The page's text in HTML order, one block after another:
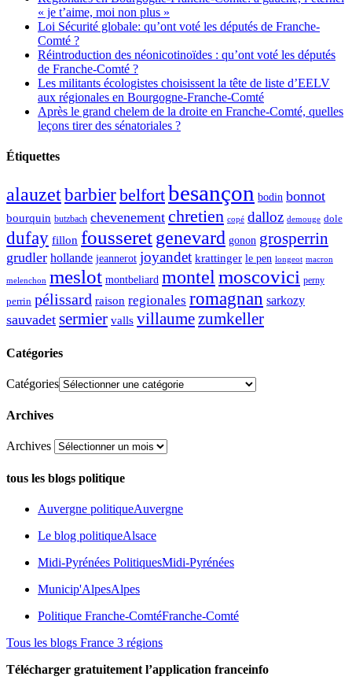
« je t’aime, moi non plus »
Loi Sécurité globale: qu’ont voté les députés de Franche-
Comté ?
Réintroduction des néonicotinoïdes : qu’ont voté les députés
de Franche-Comté ?
Les militants écologistes choisissent la tête de liste d’EELV
aux régionales en Bourgogne-Franche-Comté
Après le grand chelem de la droite en Franche-Comté, quelles
leçons tirer des sénatoriales ?
Étiquettes
alauzetbarbierbelfortbesançon bodin bonnot
bourquin butzbach chevenement chretien copé dalloz demouge dole
dufay fillon fousseretgenevard gonon grosperrin
grudler hollande jeannerot joyandet krattinger le pen longeot macron
melenchon meslot montbeliard montelmoscovici perny
perrin pélissard raison regionales romagnan sarkozy
sauvadet sermier valls villaumezumkeller
Catégories
Catégories
Archives
Archives
tous les blogs politique
Auvergne politiqueAuvergne
Le blog politiqueAlsace
Midi-Pyrénées PolitiquesMidi-Pyrénées
Municip'AlpesAlpes
Politique Franche-ComtéFranche-Comté
Tous les blogs France 3 régions
Télécharger gratuitement l’application franceinfo